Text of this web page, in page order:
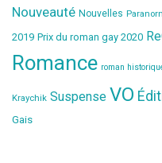
Nouveauté Nouvelles
2019 Prix du roman gay 2020
Romance roman
Kraychik Suspense VO
Gais